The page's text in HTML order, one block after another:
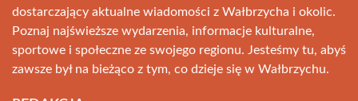
dostarczający aktualne wiadomości z Wałbrzycha i okolic.
Poznaj najświeższe wydarzenia, informacje kulturalne,
sportowe i społeczne ze swojego regionu. Jesteśmy tu, abyś
zawsze był na bieżąco z tym, co dzieje się w Wałbrzychu.